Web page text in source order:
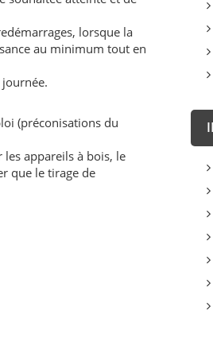
lorsque la
au minimum tout en
(préconisations du
appareils à bois, le
que le tirage de